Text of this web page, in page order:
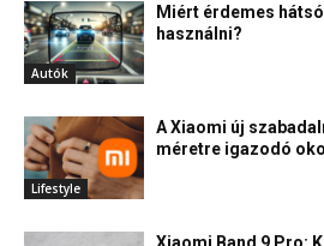
Autók
Miért érdemes
használni?
Lifestyle
A Xiaomi új
méretre igazodó